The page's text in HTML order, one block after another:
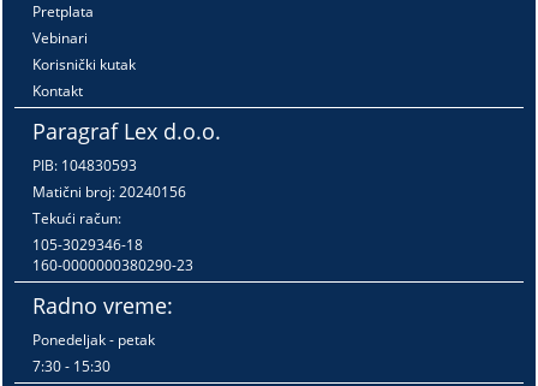
Pretplata
Vebinari
Korisnički kutak
Kontakt
Paragraf Lex d.o.o.
PIB: 104830593
Matični broj: 20240156
Tekući račun:
105-3029346-18
160-0000000380290-23
Radno vreme:
Ponedeljak - petak
7:30 - 15:30